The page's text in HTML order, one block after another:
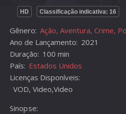
HD Classificação indicativa: 16
Gênero: Ação, Aventura, Crime,
Ano de Lançamento: 2021
Duração: 100 min
País: Estados Unidos
Licenças Disponíveis:
VOD, Video,Video
Sinopse: